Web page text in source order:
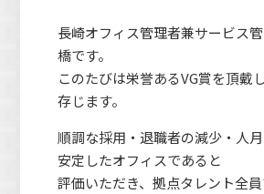
長崎オフィス管理者兼サービス
橋です。
このたびは栄誉あるVG賞を頂戴
存じます。
順調な採用・退職者の減少・人月
安定したオフィスであると
評価いただき、拠点タレント全